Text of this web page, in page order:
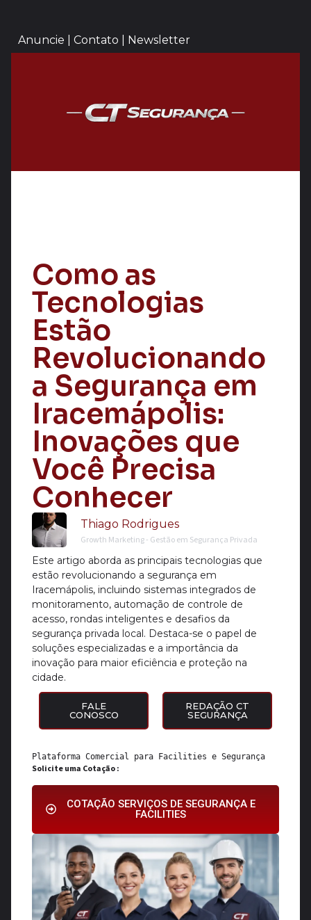
Anuncie | Contato | Newsletter
Como as
Tecnologias
Estão
Revolucionando
a Segurança em
Iracemápolis:
Inovações que
Você Precisa
Conhecer
Thiago Rodrigues
Growth Marketing - Gestão em Segurança Privada
Este artigo aborda as principais tecnologias que
estão revolucionando a segurança em
Iracemápolis, incluindo sistemas integrados de
monitoramento, automação de controle de
acesso, rondas inteligentes e desafios da
segurança privada local. Destaca-se o papel de
soluções especializadas e a importância da
inovação para maior eficiência e proteção na
cidade.
FALE
CONOSCO
REDAÇÃO CT
SEGURANÇA
Plataforma Comercial para Facilities e Segurança
Solicite uma Cotação :
COTAÇÃO SERVIÇOS DE SEGURANÇA E
FACILITIES